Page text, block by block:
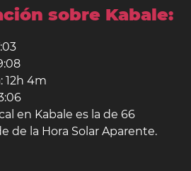
sobre Kabale:
12h 4m
en Kabale es la de 66
de la Hora Solar Aparente.